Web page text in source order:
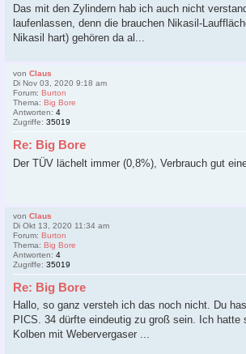
Das mit den Zylindern hab ich auch nicht
laufenlassen, denn die brauchen Nikasil-
Nikasil hart) gehören da al...
von Claus
Di Nov 03, 2020 9:18 am
Forum: Burton
Thema: Big Bore
Antworten: 4
Zugriffe: 35019
Re: Big Bore
Der TÜV lächelt immer (0,8%), Verbrauch gut
von Claus
Di Okt 13, 2020 11:34 am
Forum: Burton
Thema: Big Bore
Antworten: 4
Zugriffe: 35019
Re: Big Bore
Hallo, so ganz versteh ich das noch nicht. Du
PICS. 34 dürfte eindeutig zu groß sein. Ich
Kolben mit Webervergaser ...